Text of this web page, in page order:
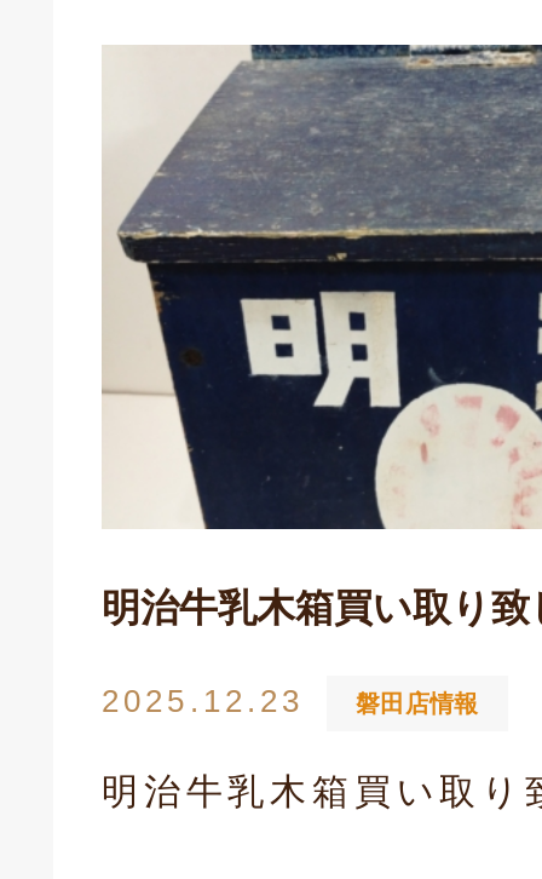
明治牛乳木箱買い取り
2025.12.23 磐田店情報
明治牛乳木箱買い取り
ドキ 丸塚バイパス店